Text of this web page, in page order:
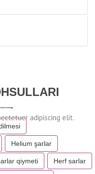
Helium şarlar
qiymeti Herf sarlar